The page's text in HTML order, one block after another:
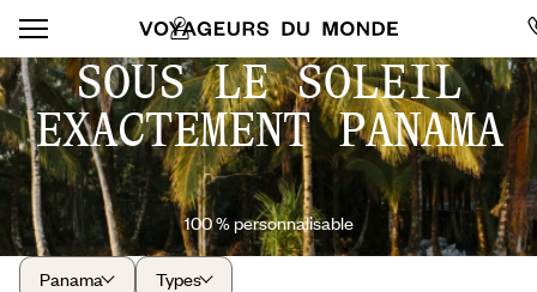
SOUS LE SOLEIL
EXACTEMENT PANAMA
100 % personnalisable
Panama
Types